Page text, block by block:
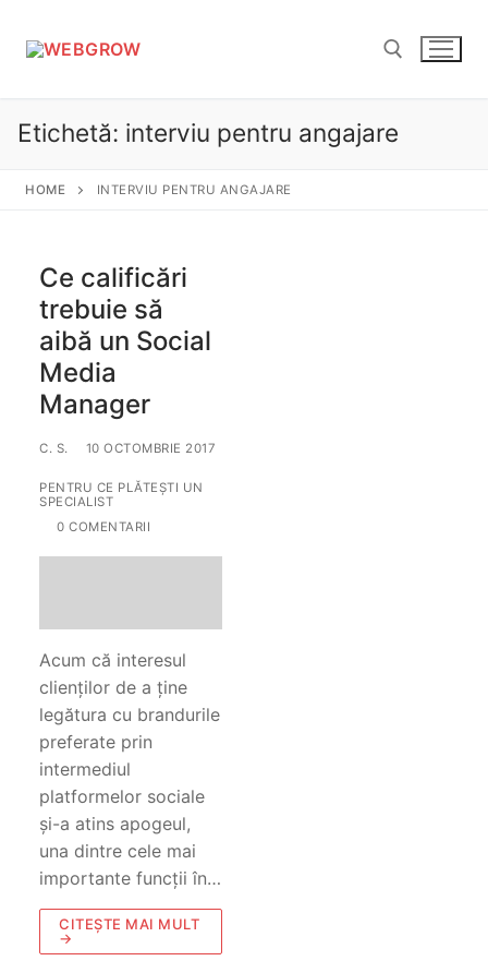
Caută după:
Etichetă: interviu pentru angajare
HOME INTERVIU PENTRU ANGAJARE
Ce calificări
trebuie să
aibă un Social
Media
Manager
C. S. 10 OCTOMBRIE 2017
PENTRU CE PLĂTEȘTI UN
SPECIALIST
0 COMENTARII
Acum că interesul
clienților de a ține
legătura cu brandurile
preferate prin
intermediul
platformelor sociale
și-a atins apogeul,
una dintre cele mai
importante funcții în…
CITEȘTE MAI MULT
→